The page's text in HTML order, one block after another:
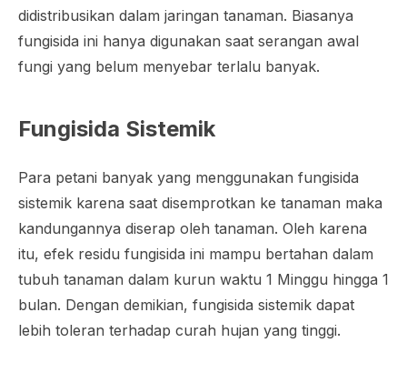
didistribusikan dalam jaringan tanaman. Biasanya
fungisida ini hanya digunakan saat serangan awal
fungi yang belum menyebar terlalu banyak.
Fungisida Sistemik
Para petani banyak yang menggunakan fungisida
sistemik karena saat disemprotkan ke tanaman maka
kandungannya diserap oleh tanaman. Oleh karena
itu, efek residu fungisida ini mampu bertahan dalam
tubuh tanaman dalam kurun waktu 1 Minggu hingga 1
bulan. Dengan demikian, fungisida sistemik dapat
lebih toleran terhadap curah hujan yang tinggi.